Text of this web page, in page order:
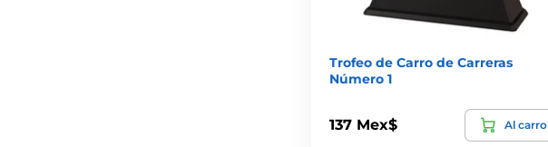
Trofeo de Carro de Carreras
Número 1
137 Mex$ Al carro